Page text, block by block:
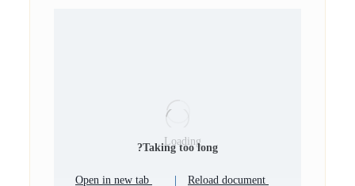
Loading...
Taking too long?